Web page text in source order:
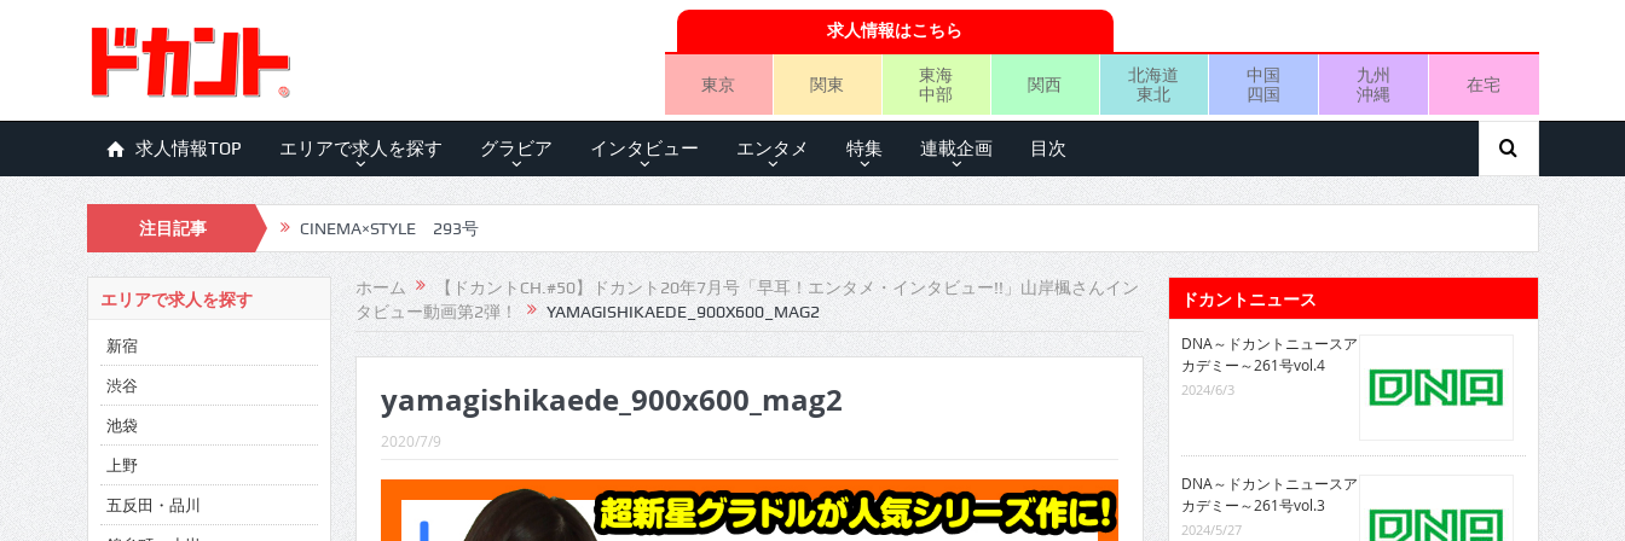
求人情報はこちら
東京 関東
東海
中部
関西
北海道
東北
中国
四国
九州
沖縄
在宅
求人情報TOP エリアで求人を探す グラビア インタビュー エンタメ 特集 連載企画 目次
注目記事 CINEMA×STYLE 293号
CINEMA×STYLE 292号
CINEMA×STYLE 291号
CINEMA×STYLE 290号
CINEMA×STYLE 289号
CINEMA×STYLE 288号
CINEMA×STYLE 287号
ホーム
【ドカントCH.#50】ドカント20年7月号「早耳！エンタメ・インタビュー!!」山岸楓さんイン
タビュー動画第2弾！
YAMAGISHIKAEDE_900X600_MAG2
yamagishikaede_900x600_mag2
2020/7/9
エリアで求人を探す
新宿
渋谷
池袋
上野
五反田・品川
ドカントニュース
DNA～ドカントニュースア
カデミー～261号vol.4
2024/6/3
DNA～ドカントニュースア
カデミー～261号vol.3
2024/5/27